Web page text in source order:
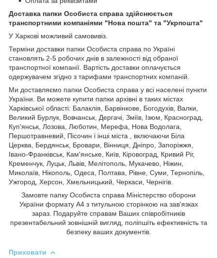
Доставка папки Особиста справа здійснюється
транспортними компаніями "Нова пошта" та "Укрпошта"
​​​У Харкові можливий самовивіз.
Терміни доставки папки Особиста справа по Україні
становлять 2-5 робочих днів в залежності від обраної
транспортної компанії. Вартість доставки оплачується
одержувачем згідно з тарифами транспортних компаній.
Ми доставляємо папки Особиста справа у всі населені пункти
України. Ви можете купити папки архівні в таких містах
Харківської області: Балаклія, Барвінкове, Богодухів, Валки,
Великий Бурлук, Вовчанськ, Дергачі, Зміїв, Ізюм, Красноград,
Куп'янськ, Лозова, Люботин, Мерефа, Нова Водолага,
Першотравневий, Пісочин і інші міста , включаючи Біла
Церква, Бердянськ, Бровари, Вінниця, Дніпро, Запоріжжя,
Івано-Франківськ, Кам'янське, Київ, Кіровоград, Кривий Ріг,
Кременчук, Луцьк, Львів, Мелітополь, Мукачево, Ніжин,
Миколаїв, Нікополь, Одеса, Полтава, Рівне, Суми, Тернопіль,
Ужгород, Херсон, Хмельницький, Черкаси, Чернігів.
Замовте папку Особиста справа Міністерство оборони
України формату А4 з титульною сторінкою на зав'язках
зараз. Подаруйте справам Ваших співробітників
презентабельний зовнішній вигляд, поліпшіть ефективність та
безпеку ваших документів.
Приховати